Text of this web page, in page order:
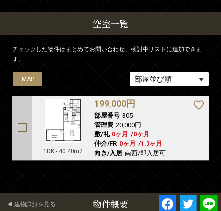
空室一覧
チェックした物件はまとめてお問い合わせ、検討中リストに追加できま
す。
MAP
1DK - 40.40m2
199,000円
部屋番号 305
管理費 20,000円
敷/礼 0ヶ月 /0ヶ月
仲介/FR 0ヶ月 /1.0ヶ月
向き/入居 南西/即入居可
物件概要
建物詳細を見る